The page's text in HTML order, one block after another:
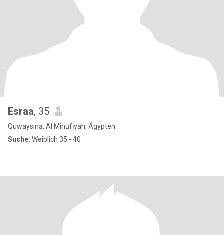
Esraa, 35
Quwaysinā, Al Minūfīyah, Ägypten
Suche: Weiblich 35 - 40